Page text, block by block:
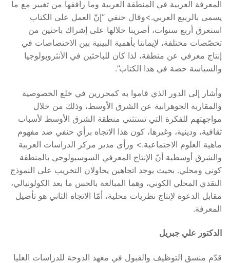
المعرفة العربية في المنطقة العربية وما رافقها من تغيير مع ما
يسمى بالربيع العربي.>وقال حنفي “إنّ العمل على الكتاب
استغرق أربع سنوات، أصرينا خلالها على إشراك باحثين من
تخصّصات مختلفة، لإيماننا بأهمية البينية بين الاختصاصات في
إنتاج معرفي عن منطقة، لذا كان للباحثين في الأنثروبولوجيا
والسياسة حصة في هذا الكتاب”.
وأشار إلى الدور الذي قاموا به كمحررين في خلع الخصوصية
والمقاربة الجوهرانية عن الشرق الأوسط، وذلك من خلال
مواجهتهم للفكرة التي تستثني منطقة الشرق الأوسط لأسباب
ثقافية، ودينية، وغيرها، كون هذا الاتجاه برأي حنفي ضد مفهوم
ماهية العلوم الاجتماعية.> ورأى مدير مركز الدراسات العربية
والشرق أوسطية أنّ الإنتاج المعرفي السوسيولوجي بالمنطقة
كوني ومحلي. بحيث يوجد اتجاهين يحاولان التخريب على النموذج
النقدي المحلي الكوني، وهما المبالغة بالحس ما بعد الكولونيالي،
مقابل الدعوة لإنتاج نظريات محلية، أمّا الاتجاه الثاني هو تأصيل
المعرفة.
الدكتور علي جبريل
قدّم منسق التوظيف والقبول في معهد الدوحة للدراسات العليا